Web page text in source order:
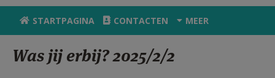
KERK
VIERINGEN
SHOP
STARTPAGINA CONTACTEN MEER
Was jij erbij? 2025/2/2